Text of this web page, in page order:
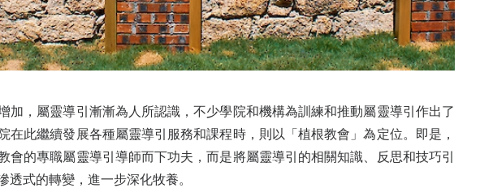
加，屬靈導引漸漸為人所認識，不少學院和機構為訓練和推動屬靈導引作出了
在此繼續發展各種屬靈導引服務和課程時，則以「植根教會」為定位。即是，
會的專職屬靈導引導師而下功夫，而是將屬靈導引的相關知識、反思和技巧引
透式的轉變，進一步深化牧養。